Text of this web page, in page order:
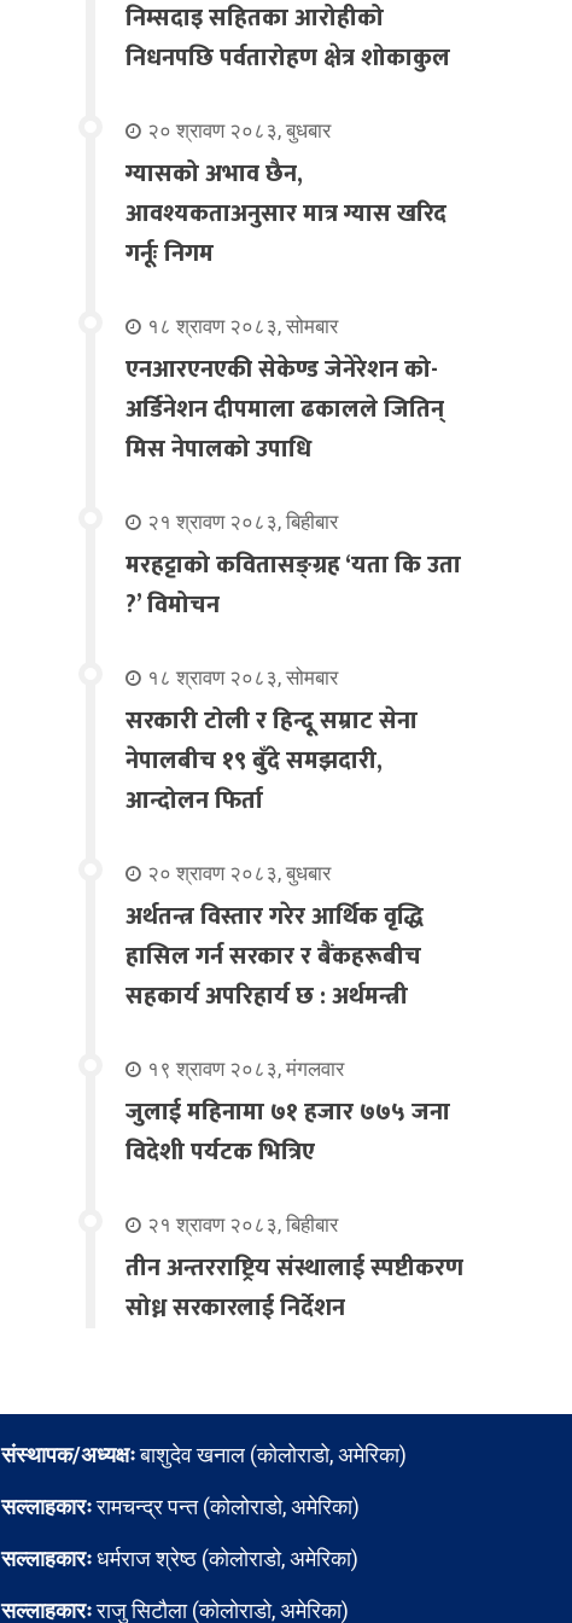
निम्सदाइ सहितका आरोहीको
निधनपछि पर्वतारोहण क्षेत्र शोकाकुल
२० श्रावण २०८३, बुधबार
ग्यासको अभाव छैन,
आवश्यकताअनुसार मात्र ग्यास खरिद
गर्नूः निगम
१८ श्रावण २०८३, सोमबार
एनआरएनएकी सेकेण्ड जेनेरेशन को-
अर्डिनेशन दीपमाला ढकालले जितिन्
मिस नेपालको उपाधि
२१ श्रावण २०८३, बिहीबार
मरहट्टाको कवितासङ्ग्रह ‘यता कि उता
?’ विमोचन
१८ श्रावण २०८३, सोमबार
सरकारी टोली र हिन्दू सम्राट सेना
नेपालबीच १९ बुँदे समझदारी,
आन्दोलन फिर्ता
२० श्रावण २०८३, बुधबार
अर्थतन्त्र विस्तार गरेर आर्थिक वृद्धि
हासिल गर्न सरकार र बैंकहरूबीच
सहकार्य अपरिहार्य छ : अर्थमन्त्री
१९ श्रावण २०८३, मंगलवार
जुलाई महिनामा ७१ हजार ७७५ जना
विदेशी पर्यटक भित्रिए
२१ श्रावण २०८३, बिहीबार
तीन अन्तरराष्ट्रिय संस्थालाई स्पष्टीकरण
सोध्न सरकारलाई निर्देशन
संस्थापक/अध्यक्षःबाशुदेव खनाल (कोलोराडो, अमेरिका)
सल्लाहकारःरामचन्द्र पन्त (कोलोराडो, अमेरिका)
सल्लाहकारःधर्मराज श्रेष्ठ (कोलोराडो, अमेरिका)
सल्लाहकारःराजु सिटौला (कोलोराडो, अमेरिका)